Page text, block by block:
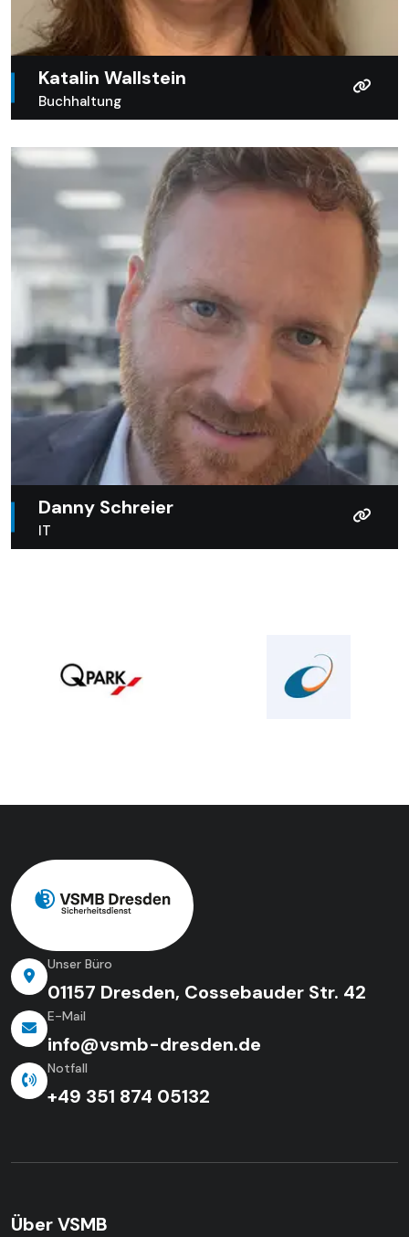
Katalin Wallstein
Buchhaltung
Danny Schreier
IT
Unser Büro
01157 Dresden, Cossebauder Str. 42
E-Mail
info@vsmb-dresden.de
Notfall
+49 351 874 05132
Über VSMB